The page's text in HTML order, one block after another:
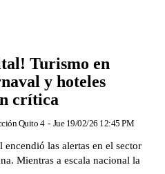
Turismo en
y hoteles
crítica
Quito 4 - Jue 19/02/26 12:45 PM
las alertas en el sector
Mientras a escala nacional la